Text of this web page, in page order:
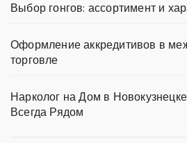
Выбор гонгов: ассортимент и
Оформление аккредитивов в
торговле
Нарколог на Дом в
Всегда Рядом